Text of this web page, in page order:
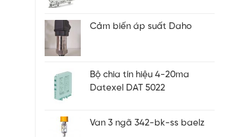
Cảm biến áp suất Daho
Bộ chia tín hiệu 4-20ma
Datexel DAT 5022
Van 3 ngã 342-bk-ss baelz